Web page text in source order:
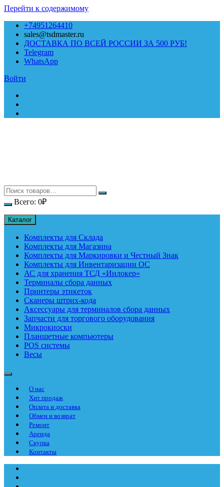
Перейти к содержимому
+74951264410
sales@tsdmaster.ru
ДОСТАВКА ПО ВСЕЙ РОССИИ ЗА 500 РУБ!
Telegram
WhatsApp
Войти
Всего: 0₽
Каталог
Комплекты для Склада
Комплекты для Магазина
Комплекты для Маркировки и Честный Знак
Комплекты для Инвентаризации ОС
АС для хранения ТСД «Инлокер»
Терминалы сбора данных
Принтеры этикеток
Сканеры штрих-кода
Аксессуары для терминалов сбора данных
Запчасти для торгового оборудования
Микрокиоски
Планшетные компьютеры
POS системы
Весы
О нас
Хит продаж
Оплата и доставка
Обмен и возврат
Ремонт
Аренда
Скупка
Контакты